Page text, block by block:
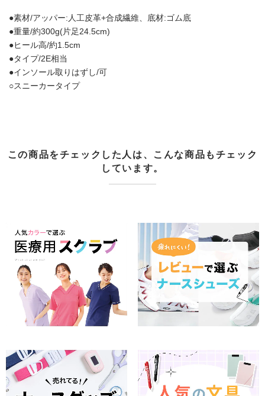
●素材/アッパー:人工皮革+合成繊維、底材:ゴム底
●重量/約300g(片足24.5cm)
●ヒール高/約1.5cm
●タイプ/2E相当
●インソール取りはずし/可
○スニーカータイプ
この商品をチェックした人は、こんな商品もチェック
しています。